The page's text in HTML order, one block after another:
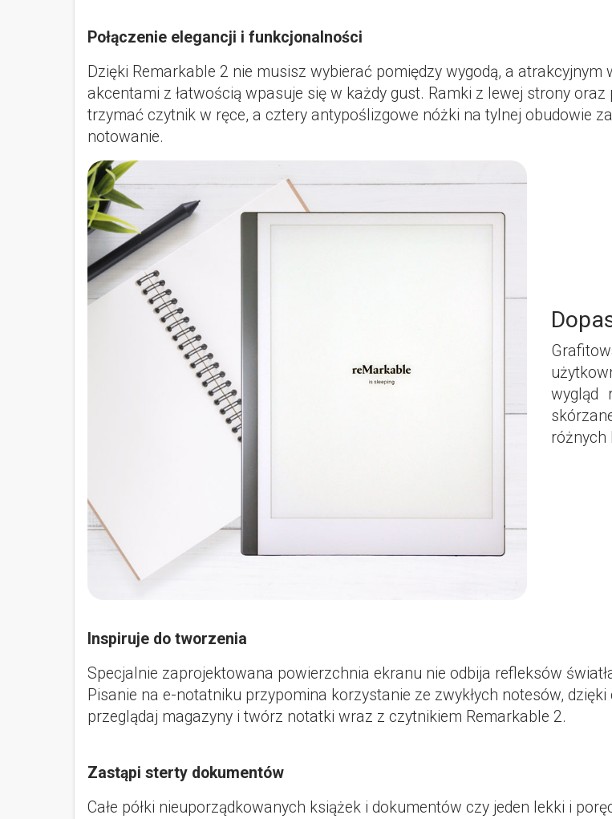
Połączenie elegancji i funkcjonalności
Dzięki Remarkable 2 nie musisz wybierać pomiędzy wygodą, a
akcentami z łatwością wpasuje się w każdy gust. Ramki z lewej strony
trzymać czytnik w ręce, a cztery antypoślizgowe nóżki na tylnej obudowie
notowanie.
wygląd
różnych
Inspiruje do tworzenia
Specjalnie zaprojektowana powierzchnia ekranu nie odbija refleksów
Pisanie na e-notatniku przypomina korzystanie ze zwykłych notesów,
przeglądaj magazyny i twórz notatki wraz z czytnikiem Remarkable 2.
Zastąpi sterty dokumentów
Całe półki nieuporządkowanych książek i dokumentów czy jeden lekki i